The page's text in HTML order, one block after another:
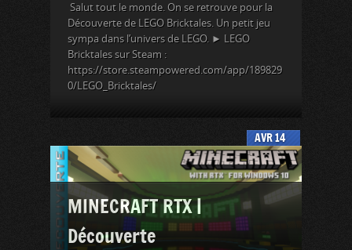
Salut tout le monde. On se retrouve pour la
Découverte de LEGO Bricktales. Un petit jeu
sympa dans l’univers de LEGO. ► LEGO
Bricktales sur Steam :
https://store.steampowered.com/app/189829
0/LEGO_Bricktales/
14
AVR
MINECRAFT RTX |
Découverte